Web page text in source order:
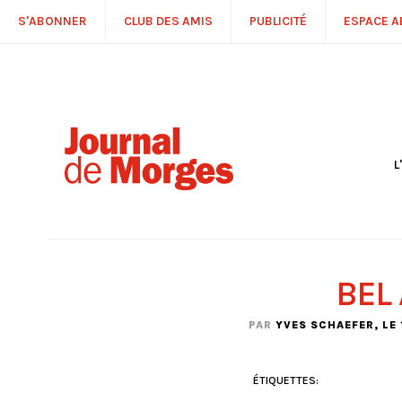
S'ABONNER CLUB DES AMIS PUBLICITÉ ESPACE
PAR YVES SCHAEFER, LE
ÉTIQUETTES: